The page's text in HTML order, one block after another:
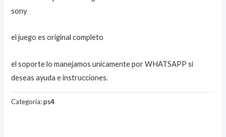
sony
el juego es original completo
el soporte lo manejamos unicamente por WHATSAPP si
deseas ayuda e instrucciones.
Categoría:ps4